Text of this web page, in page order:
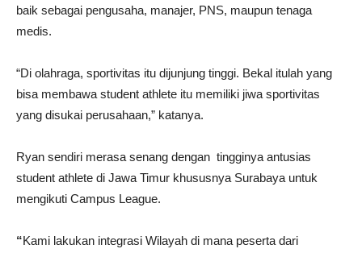
baik sebagai pengusaha, manajer, PNS, maupun tenaga
medis.
“Di olahraga, sportivitas itu dijunjung tinggi. Bekal itulah yang
bisa membawa student athlete itu memiliki jiwa sportivitas
yang disukai perusahaan,” katanya.
Ryan sendiri merasa senang dengan tingginya antusias
student athlete di Jawa Timur khususnya Surabaya untuk
mengikuti Campus League.
“Kami lakukan integrasi Wilayah di mana peserta dari